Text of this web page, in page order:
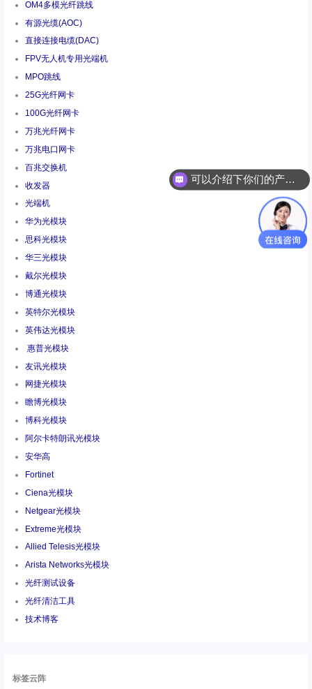
OM4多模光纤跳线
有源光缆(AOC)
直接连接电缆(DAC)
FPV无人机专用光端机
MPO跳线
25G光纤网卡
100G光纤网卡
万兆光纤网卡
万兆电口网卡
百兆交换机
收发器
光端机
华为光模块
思科光模块
华三光模块
戴尔光模块
博通光模块
英特尔光模块
英伟达光模块
惠普光模块
友讯光模块
网捷光模块
瞻博光模块
博科光模块
阿尔卡特朗讯光模块
安华高
Fortinet
Ciena光模块
Netgear光模块
Extreme光模块
Allied Telesis光模块
Arista Networks光模块
光纤测试设备
光纤清洁工具
技术博客
标签云阵
你们是怎么收费的呢